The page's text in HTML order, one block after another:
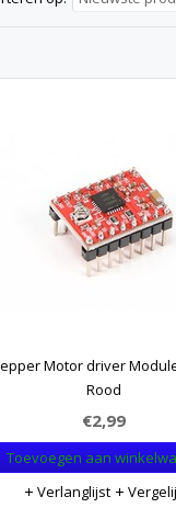
Motor driver
Rood
€2,99
Toevoegen aan
Verlanglijst